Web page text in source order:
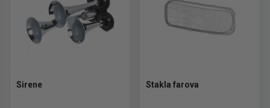
Sirene Stakla farova